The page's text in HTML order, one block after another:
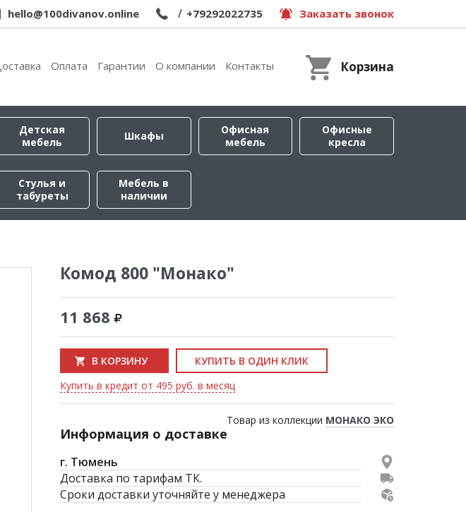
hello@100divanov.online / +79292022735 Заказать звонок
Оплата Гарантии О компании Контакты Корзина
Детская
мебель
Шкафы
Офисная
мебель
Офисные
кресла
Стулья и
табуреты
Мебель в
наличии
Комод 800 "Монако"
11 868
В КОРЗИНУ
КУПИТЬ В ОДИН КЛИК
Купить в кредит от 495 руб. в месяц
Товар из коллекции МОНАКО ЭКО
Информация о доставке
г. Тюмень
Доставка по тарифам ТК.
Сроки доставки уточняйте у менеджера